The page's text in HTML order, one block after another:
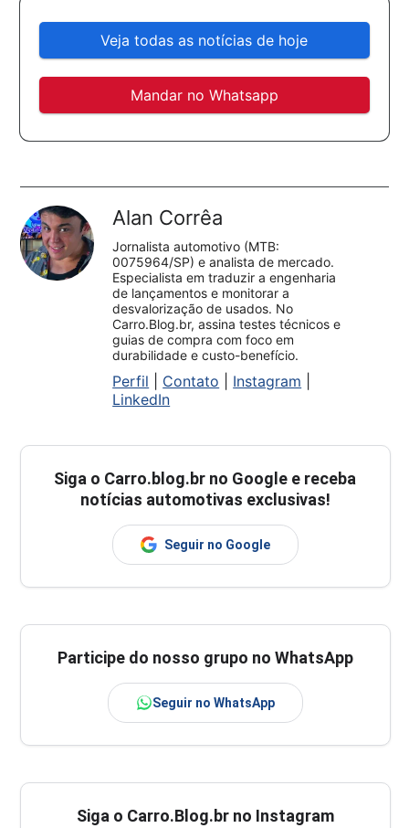
Veja todas as notícias de hoje
Mandar no Whatsapp
Alan Corrêa
Jornalista automotivo (MTB:
0075964/SP) e analista de mercado.
Especialista em traduzir a engenharia
de lançamentos e monitorar a
desvalorização de usados. No
Carro.Blog.br, assina testes técnicos e
guias de compra com foco em
durabilidade e custo-benefício.
Perfil Contato Instagram
LinkedIn
Siga o Carro.blog.br no Google e receba
notícias automotivas exclusivas!
Seguir no Google
Participe do nosso grupo no WhatsApp
Seguir no WhatsApp
Siga o Carro.Blog.br no Instagram